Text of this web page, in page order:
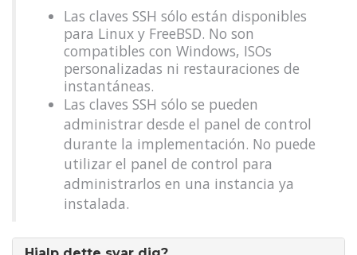
Las claves SSH sólo están disponibles
para Linux y FreeBSD. No son
compatibles con Windows, ISOs
personalizadas ni restauraciones de
instantáneas.
Las claves SSH sólo se pueden
administrar desde el panel de control
durante la implementación. No puede
utilizar el panel de control para
administrarlos en una instancia ya
instalada.